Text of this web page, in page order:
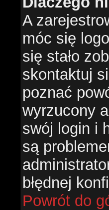
A
móc się
się stało
skontaktuj
poznać
wyrzucony
swój login i
są
błędnej
Powrót do